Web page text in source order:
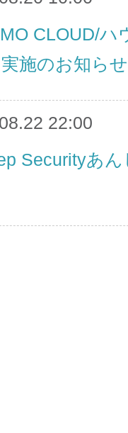
CLOUD/
施のお知らせ
22:00
Securityあ